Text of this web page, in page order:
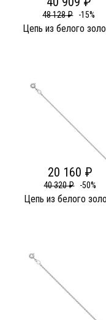
48 128 ₽ -15%
Цепь из белого
20 160 ₽
40 320 ₽ -50%
Цепь из белого